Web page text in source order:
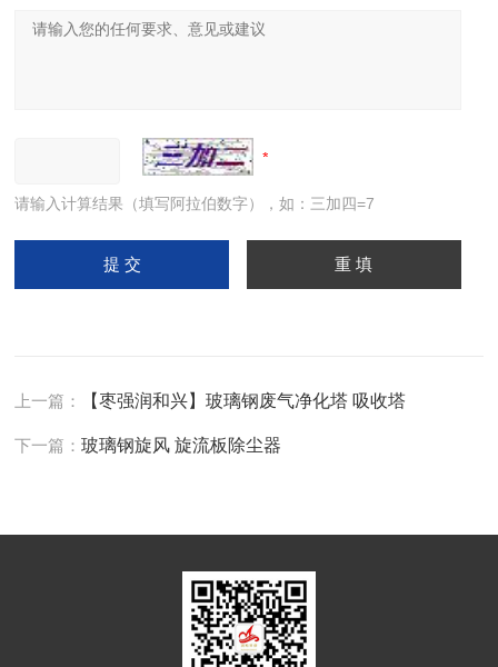
请输入计算结果（填写阿拉伯数字），如：三加四=7
上一篇： 【枣强润和兴】玻璃钢废气净化塔 吸收塔
下一篇：玻璃钢旋风 旋流板除尘器